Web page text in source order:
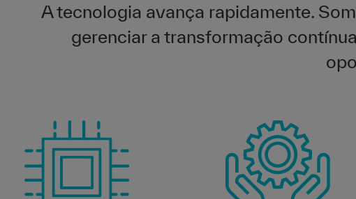
A tecnologia avança rapidamente.
gerenciar a transformação